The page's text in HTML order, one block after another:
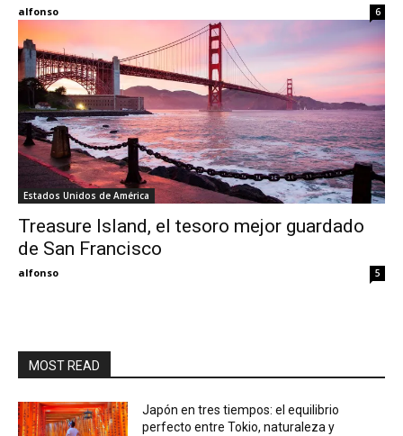
alfonso 6
Estados Unidos de América
Treasure Island, el tesoro mejor guardado
de San Francisco
alfonso 5
MOST READ
Japón en tres tiempos: el equilibrio
perfecto entre Tokio, naturaleza y